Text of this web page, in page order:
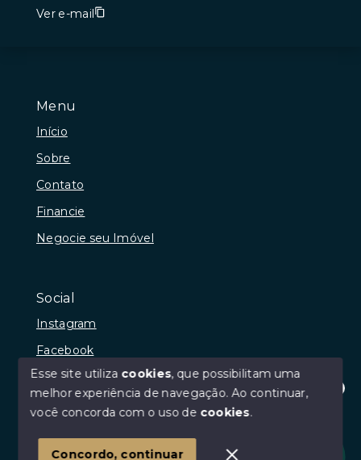
Olá! Estamos disponíveis para te ajudar.
Menu
Início
Sobre
Contato
Financie
Negocie seu Imóvel
Social
Instagram
Facebook
© Copyright 2026 - Josibel Bonifácio Araújo da Paz -
SITE PARA IMOBILIARIA
Ver e-mail
Esse site utiliza cookies, que possibilitam uma
melhor experiência de navegação.Ao continuar,
você concorda com o uso de cookies.
Concordo, continuar